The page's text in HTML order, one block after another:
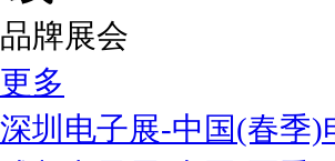
品牌展会
更多
深圳电子展-中国(春季)